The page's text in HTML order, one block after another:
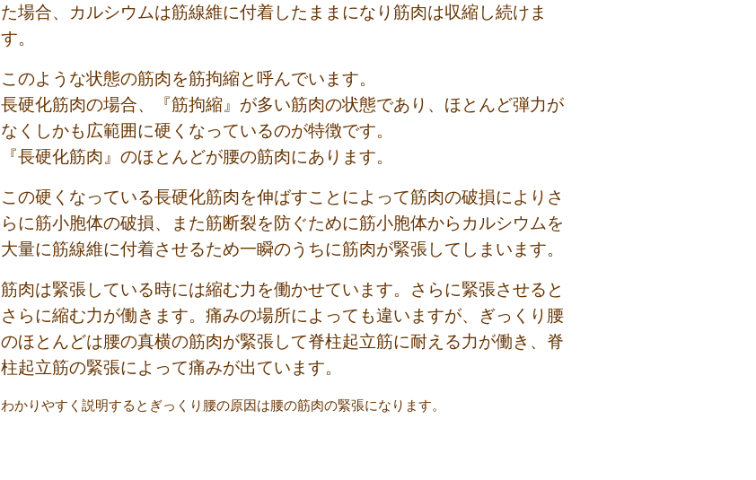
た場合、カルシウムは筋線維に付着したままになり筋肉は収縮し続けま
す。
このような状態の筋肉を筋拘縮と呼んでいます。
長硬化筋肉の場合、『筋拘縮』が多い筋肉の状態であり、ほとんど弾力が
なくしかも広範囲に硬くなっているのが特徴です。
『長硬化筋肉』のほとんどが腰の筋肉にあります。
この硬くなっている長硬化筋肉を伸ばすことによって筋肉の破損によりさ
らに筋小胞体の破損、また筋断裂を防ぐために筋小胞体からカルシウムを
大量に筋線維に付着させるため一瞬のうちに筋肉が緊張してしまいます。
筋肉は緊張している時には縮む力を働かせています。さらに緊張させると
さらに縮む力が働きます。痛みの場所によっても違いますが、ぎっくり腰
のほとんどは腰の真横の筋肉が緊張して脊柱起立筋に耐える力が働き、脊
柱起立筋の緊張によって痛みが出ています。
わかりやすく説明するとぎっくり腰の原因は腰の筋肉の緊張になります。